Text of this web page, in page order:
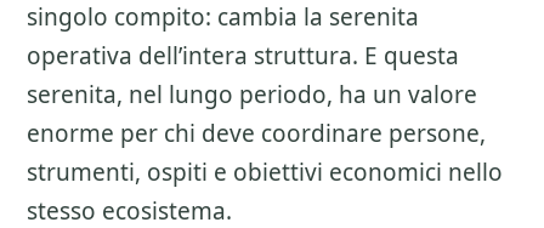
singolo compito: cambia la serenita
operativa dell’intera struttura. E questa
serenita, nel lungo periodo, ha un valore
enorme per chi deve coordinare persone,
strumenti, ospiti e obiettivi economici nello
stesso ecosistema.